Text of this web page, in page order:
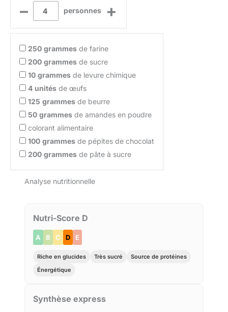
– personnes +
250 grammes de farine
200 grammes de sucre
10 grammes de levure chimique
4 unités de œufs
125 grammes de beurre
50 grammes de amandes en poudre
colorant alimentaire
100 grammes de pépites de chocolat
200 grammes de pâte à sucre
Analyse nutritionnelle
Nutri-Score D
A B C D E
Riche en glucides Très sucré
Source de protéines
Énergétique
Synthèse express